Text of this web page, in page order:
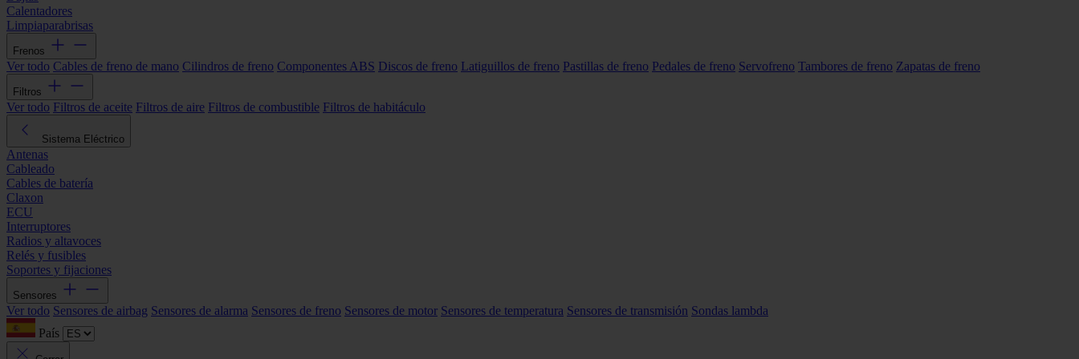
Calentadores
Limpiaparabrisas
Frenos
Ver todo Cables de freno de mano Cilindros de freno Componentes ABS Discos de freno Latiguillos de freno Pastillas de freno Pedales de freno Servofreno Tambores de freno Zapatas de freno
Filtros
Ver todo Filtros de aceite Filtros de aire Filtros de combustible Filtros de habitáculo
Sistema Eléctrico
Antenas
Cableado
Cables de batería
Claxon
ECU
Interruptores
Radios y altavoces
Relés y fusibles
Soportes y fijaciones
Sensores
Ver todo Sensores de airbag Sensores de alarma Sensores de freno Sensores de motor Sensores de temperatura Sensores de transmisión Sondas lambda
País